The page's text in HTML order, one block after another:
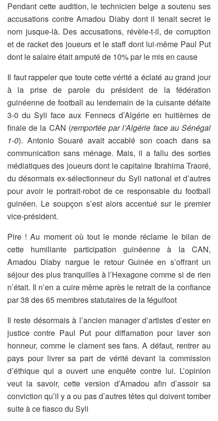
Pendant cette audition, le technicien belge a soutenu ses
accusations contre Amadou Diaby dont il tenait secret le
nom jusque-là. Des accusations, révèle-t-il, de corruption
et de racket des joueurs et le staff dont lui-même Paul Put
dont le salaire était amputé de 10% par le mis en cause
Il faut rappeler que toute cette vérité a éclaté au grand jour
à la prise de parole du président de la fédération
guinéenne de football au lendemain de la cuisante défaite
3-0 du Syli face aux Fennecs d’Algérie en huitièmes de
finale de la CAN (remportée par l’Algérie face au Sénégal
1-0). Antonio Souaré avait accablé son coach dans sa
communication sans ménage. Mais, il a fallu des sorties
médiatiques des joueurs dont le capitaine Ibrahima Traoré,
du désormais ex-sélectionneur du Syli national et d’autres
pour avoir le portrait-robot de ce responsable du football
guinéen. Le soupçon s’est alors accentué sur le premier
vice-président.
Pire ! Au moment où tout le monde réclame le bilan de
cette humiliante participation guinéenne à la CAN,
Amadou Diaby nargue le retour Guinée en s’offrant un
séjour des plus tranquilles à l’Hexagone comme si de rien
n’était. Il n’en a cuire même après le retrait de la confiance
par 38 des 65 membres statutaires de la féguifoot
Il reste désormais à l’ancien manager d’artistes d’ester en
justice contre Paul Put pour diffamation pour laver son
honneur, comme le clament ses fans. A défaut, rentrer au
pays pour livrer sa part de vérité devant la commission
d’éthique qui a ouvert une enquête contre lui. L’opinion
veut la savoir, cette version d’Amadou afin d’assoir sa
conviction qu’il y a ou pas d’autres têtes qui doivent tomber
suite à ce fiasco du Syli